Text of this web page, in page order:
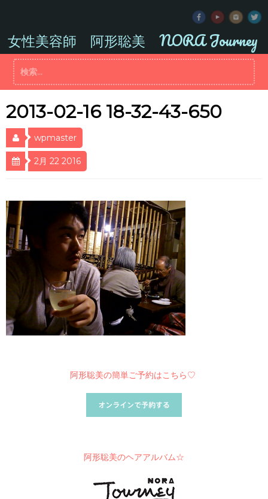
ツ
キ
プ
女性美容師 阿形聡美 NORA Journey
2013-02-16 18-32-43-650
wpmaster
2月 22 2016
阿形聡美の簡単ご予約はこちら♡
阿形聡美のヘアアルバム☆